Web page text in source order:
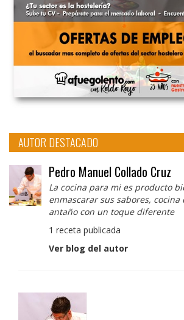
AUTOR DESTACADO
Pedro Manuel Collado Cruz
La cocina para mi es producto
enmascarar sus sabores, cocina
antaño con un toque diferente
1 receta publicada
Ver blog del autor